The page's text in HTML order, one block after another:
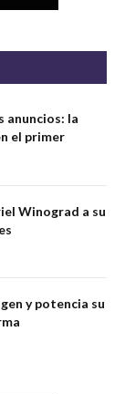
anuncios: la
el primer
Winograd a su
y potencia su